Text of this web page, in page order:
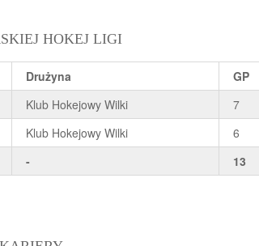
HOKEJ LIGI
Drużyna GP
Klub Hokejowy Wilki 7
Klub Hokejowy Wilki 6
- 13